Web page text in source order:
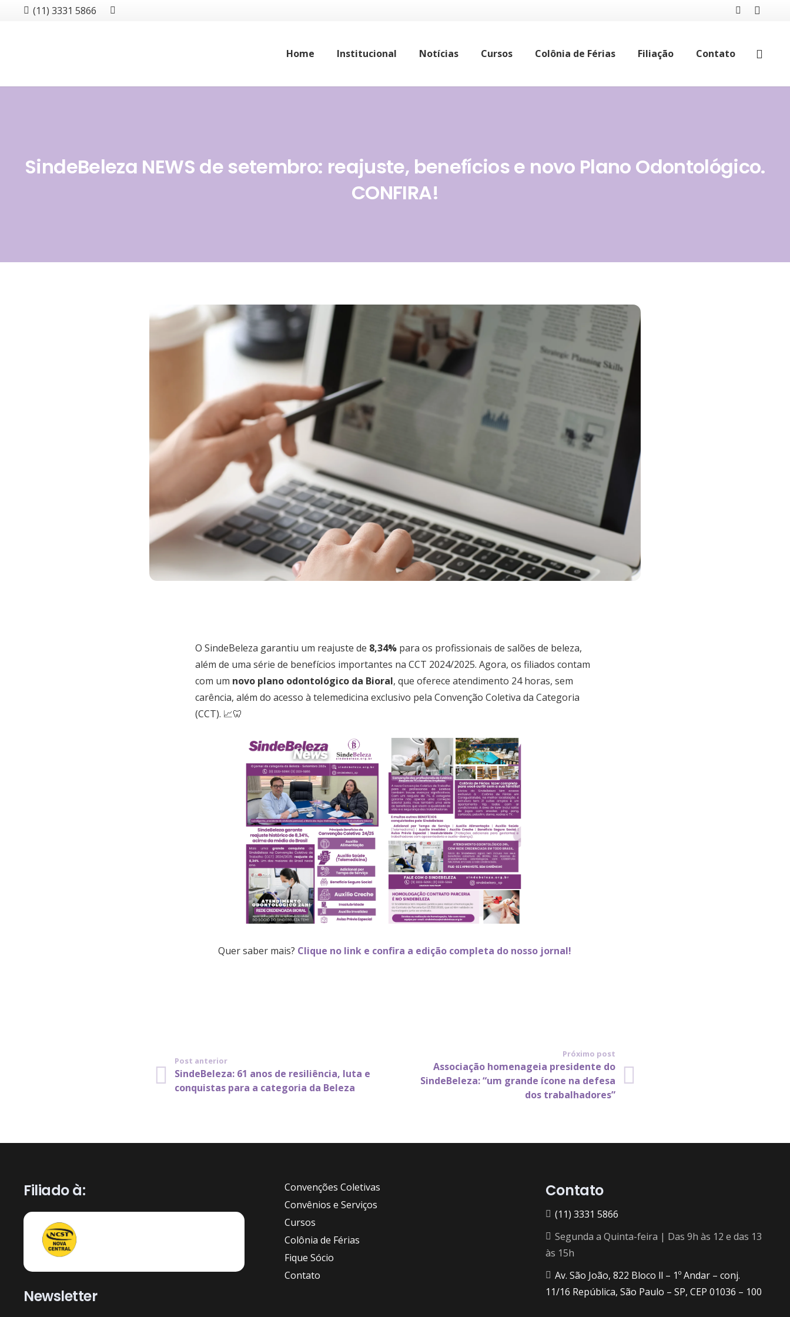
(11) 3331 5866
Home Institucional Notícias Cursos Colônia de Férias Filiação Contato
SindeBeleza NEWS de setembro: reajuste, benefícios e novo Plano Odontológico.
CONFIRA!
O SindeBeleza garantiu um reajuste de 8,34%para os profissionais de salões de beleza,
além de uma série de benefícios importantes na CCT 2024/2025. Agora, os filiados contam
com um novo plano odontológico da Bioral, que oferece atendimento 24 horas, sem
carência, além do acesso à telemedicina exclusivo pela Convenção Coletiva da Categoria
(CCT). 📈🦷
Quer saber mais? Clique no link e confira a edição completa do nosso jornal!
Post anterior
SindeBeleza: 61 anos de resiliência, luta e
conquistas para a categoria da Beleza
Próximo post
Associação homenageia presidente do
SindeBeleza: “um grande ícone na defesa
dos trabalhadores”
Filiado à:
Newsletter
Convenções Coletivas
Convênios e Serviços
Cursos
Colônia de Férias
Fique Sócio
Contato
Contato
(11) 3331 5866
Segunda a Quinta-feira | Das 9h às 12 e das 13
às 15h
Av. São João, 822 Bloco ll – 1º Andar – conj.
11/16 República, São Paulo – SP, CEP 01036 – 100